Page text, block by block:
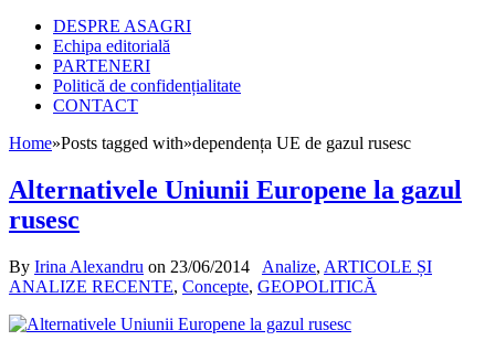
DESPRE ASAGRI
Echipa editorială
PARTENERI
Politică de confidențialitate
CONTACT
Home»Posts tagged with»dependența UE de gazul rusesc
Alternativele Uniunii Europene la gazul
rusesc
By Irina Alexandru on 23/06/2014 Analize, ARTICOLE ȘI
ANALIZE RECENTE, Concepte, GEOPOLITICĂ